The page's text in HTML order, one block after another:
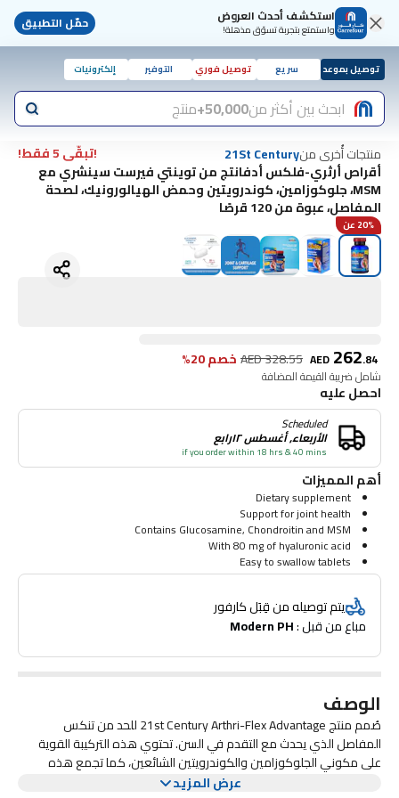
استكشف أحدث العروض
واستمتع بتجربة تسوّق مذهلة! حمّل التطبيق
توصيل بموعد سريع توصيل فوري التوفير إلكترونيات
ابحث بين أكثر من50,000+ منتج
منتجات أُخرى من21St Century
!تبقّى 5 فقط!
أقراص أرثري-فلكس أدفانتج من توينتي فيرست سينشري مع
MSM، جلوكوزامين، كوندرويتين وحمض الهيالورونيك، لصحة
المفاصل، عبوة من 120 قرصًا
20% عن
AED 262.84
AED328.55 خصم 20%
شامل ضريبة القيمة المضافة
احصل عليه
Scheduled
الأربعاء, أغسطس ١٢رابع
if you order within 18 hrs & 40 mins
أهم المميزات
Dietary supplement
Support for joint health
Contains Glucosamine, Chondroitin and MSM
With 80 mg of hyaluronic acid
Easy to swallow tablets
يتم توصيله من قِبَل كارفور
مباع من قبل : Modern PH
الوصف
صُمم منتج 21st Century Arthri-Flex Advantage للحد من تنكس
المفاصل الذي يحدث مع التقدم في السن. تحتوي هذه التركيبة القوية
على مكوني الجلوكوزامين والكوندرويتين الشائعين، كما تجمع هذه
المكونات الرائعة مع حمض الهيالورونيك وفليكسيكول، لتقدم تركيبة
عرض المزيد